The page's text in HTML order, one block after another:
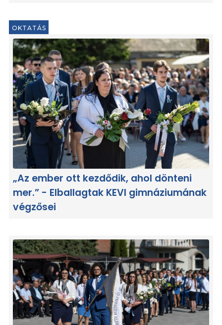
OKTATÁS
„Az ember ott kezdődik, ahol dönteni
mer.” - Elballagtak KEVI gimnáziumának
végzősei